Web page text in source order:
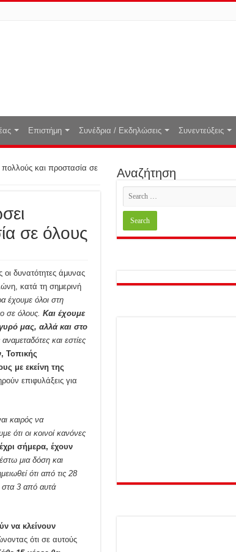
Επιστήμη Συνέδρια / Εκδηλώσεις Συνεντεύξεις
και προστασία σε
σε όλους
δυνατότητες άμυνας
κατά τη σημερινή
έχουμε όλοι στη
σε όλους. Και έχουμε
μας, αλλά και στο
και εστίες
Τοπικής
με εκείνη της
επιφυλάξεις για
καιρός να
ότι οι κοινοί κανόνες
σήμερα, έχουν
μια δόση και
ότι από τις 28
στα 3 από αυτά
να κλείνουν
ότι σε αυτούς
Αναζήτηση